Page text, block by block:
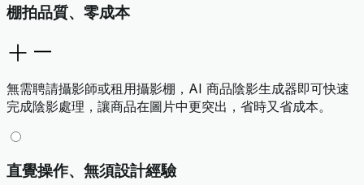
棚拍品質、零成本
無需聘請攝影師或租用攝影棚，AI 商品陰影生成器即可快速
完成陰影處理，讓商品在圖片中更突出，省時又省成本。
直覺操作、無須設計經驗